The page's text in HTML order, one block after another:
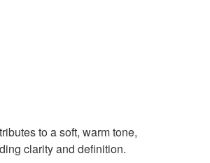
to a soft, warm tone,
clarity and definition.